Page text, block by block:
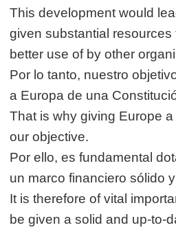
This development would
given substantial
better use of by other
Por lo tanto, nuestro
a Europa de una
That is why giving Europe
our objective.
Por ello, es fundamental
un marco financiero sólido
It is therefore of vital
be given a solid and up-to-